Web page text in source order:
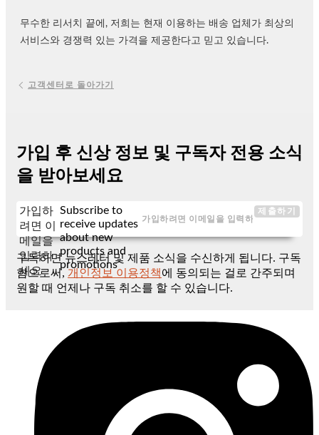
무수한 리서치 끝에, 저희는 현재 이용하는 배송 업체가 최상의
서비스와 경쟁력 있는 가격을 제공한다고 믿고 있습니다.
고객센터로 돌아가기
가입 후 신상 정보 및 구독자 전용 소식
을 받아보세요
가입하
려면 이
메일을
입력하
세요
Subscribe to
receive updates
about new
products and
promotions
제출하기
구독하면 뉴스레터 및 제품 소식을 수신하게 됩니다. 구독
함으로써, 개인정보 이용정책에 동의되는 걸로 간주되며
원할 때 언제나 구독 취소를 할 수 있습니다.